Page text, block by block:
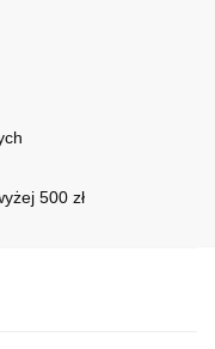
500 zł